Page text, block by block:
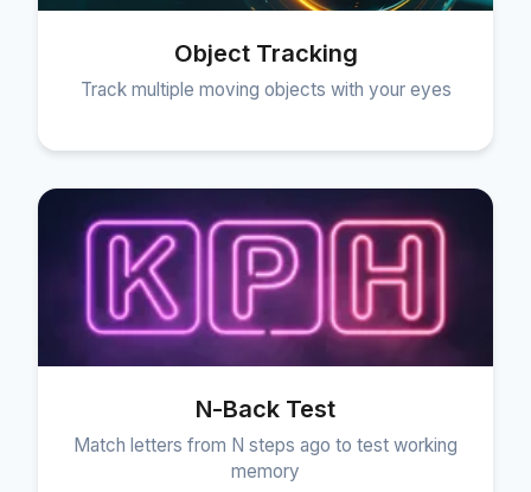
Object Tracking
Track multiple moving objects with your eyes
N-Back Test
Match letters from N steps ago to test working
memory